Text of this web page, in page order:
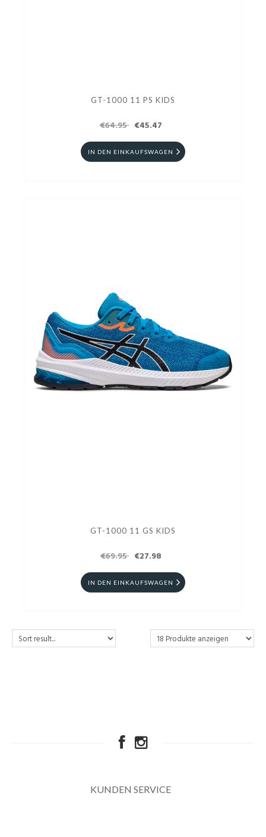
GT-1000 11 PS KIDS
€64.95 €45.47
IN DEN EINKAUFSWAGEN
GT-1000 11 GS KIDS
€69.95 €27.98
IN DEN EINKAUFSWAGEN
KUNDEN SERVICE